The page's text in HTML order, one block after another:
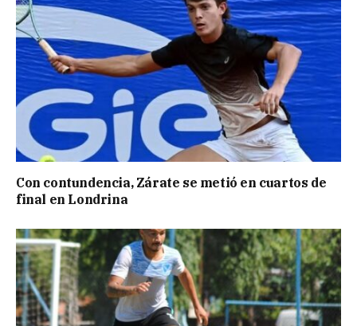
Con contundencia, Zárate se metió en cuartos de
final en Londrina